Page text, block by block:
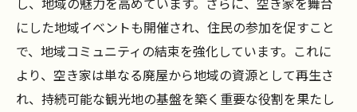
にした地域イベントも開催され、住民の参加を促すこと
で、地域コミュニティの結束を強化しています。これに
より、空き家は単なる廃屋から地域の資源として再生さ
れ、持続可能な観光地の基盤を築く重要な役割を果たし